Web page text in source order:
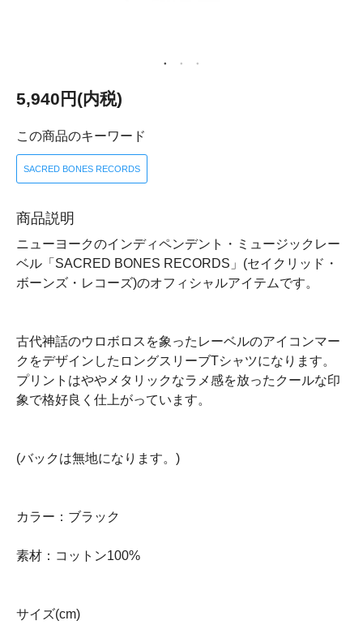
5,940円(内税)
この商品のキーワード
SACRED BONES RECORDS
商品説明
ニューヨークのインディペンデント・ミュージックレー
ベル「SACRED BONES RECORDS」(セイクリッド・
ボーンズ・レコーズ)のオフィシャルアイテムです。
古代神話のウロボロスを象ったレーベルのアイコンマー
クをデザインしたロングスリーブTシャツになります。
プリントはややメタリックなラメ感を放ったクールな印
象で格好良く仕上がっています。
(バックは無地になります。)
カラー：ブラック
素材：コットン100%
サイズ(cm)